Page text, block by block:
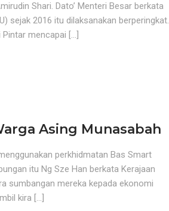
Shari. Dato’ Menteri Besar berkata
sejak 2016 itu dilaksanakan berperingkat.
Pintar mencapai […]
Asing Munasabah
perkhidmatan Bas Smart
itu Ng Sze Han berkata Kerajaan
sumbangan mereka kepada ekonomi
kira […]